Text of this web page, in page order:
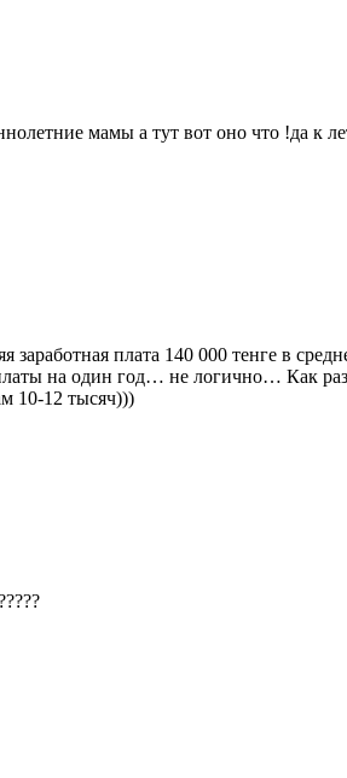
мамы а тут вот оно что !да к
плата 140 000 тенге в
на один год… не логично… Как раз
10-12 тысяч)))